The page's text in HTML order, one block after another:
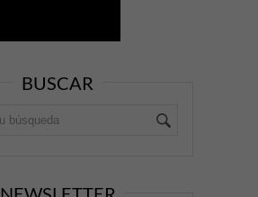
BUSCAR